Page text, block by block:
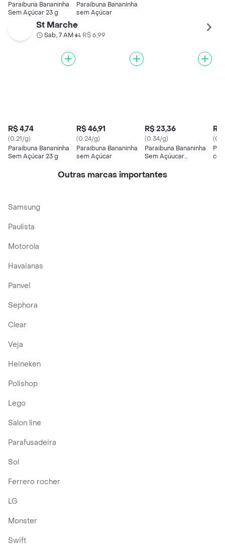
Paraibuna Bananinha
Sem Açúcar 23 g
Paraibuna Bananinha
sem Açúcar
St Marche
Sab, 7 AM• R$ 6,99
R$ 4,74
(0.21/g)
Paraibuna Bananinha
Sem Açúcar 23 g
R$ 46,91
(0.24/g)
Paraibuna Bananinha
sem Açúcar
R$ 23,36
(0.34/g)
Paraibuna Bananinha
Sem Açúucar
R$
Outras marcas importantes
Samsung
Paulista
Motorola
Havaianas
Panvel
Sephora
Clear
Veja
Heineken
Polishop
Lego
Salon line
Parafusadeira
Sol
Ferrero rocher
LG
Monster
Swift